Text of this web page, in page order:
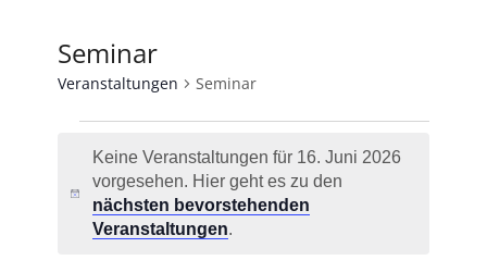
Seminar
Veranstaltungen Seminar
16.
Juni
Hinweis
Keine Veranstaltungen für 16. Juni 2026
vorgesehen. Hier geht es zu den
nächsten bevorstehenden
Veranstaltungen.